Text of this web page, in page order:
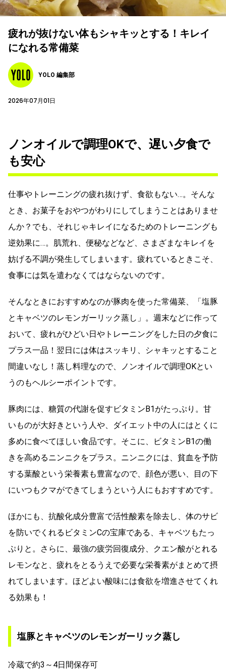
疲れが抜けない体もシャキッとする！キレイ
になれる常備菜
YOLO 編集部
2026年07月01日
ノンオイルで調理OKで、遅い夕食で
も安心
仕事やトレーニングの疲れ抜けず、食欲もない…。そんな
とき、お菓子をおやつがわりにしてしまうことはありませ
んか？でも、それじゃキレイになるためのトレーニングも
逆効果に…。肌荒れ、便秘などなど、さまざまなキレイを
妨げる不調が発生してしまいます。疲れているときこそ、
食事には気を遣わなくてはならないのです。
そんなときにおすすめなのが豚肉を使った常備菜、「塩豚
とキャベツのレモンガーリック蒸し」。週末などに作って
おいて、疲れがひどい日やトレーニングをした日の夕食に
プラス一品！翌日には体はスッキリ、シャキッとすること
間違いなし！蒸し料理なので、ノンオイルで調理OKとい
うのもヘルシーポイントです。
豚肉には、糖質の代謝を促すビタミンB1がたっぷり。甘
いものが大好きという人や、ダイエット中の人にはとくに
多めに食べてほしい食品です。そこに、ビタミンB1の働
きを高めるニンニクをプラス。ニンニクには、貧血を予防
する葉酸という栄養素も豊富なので、顔色が悪い、目の下
にいつもクマができてしまうという人にもおすすめです。
ほかにも、抗酸化成分豊富で活性酸素を除去し、体のサビ
を防いでくれるビタミンCの宝庫である、キャベツもたっ
ぷりと。さらに、最強の疲労回復成分、クエン酸がとれる
レモンなと、疲れをとるうえで必要な栄養素がまとめて摂
れてしまいます。ほどよい酸味には食欲を増進させてくれ
る効果も！
塩豚とキャベツのレモンガーリック蒸し
冷蔵で約3～4日間保存可